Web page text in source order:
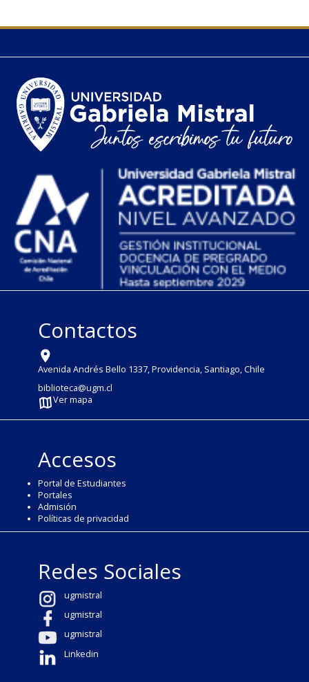
Contactos
Avenida Andrés Bello 1337, Providencia, Santiago, Chile
biblioteca@ugm.cl
Ver mapa
Accesos
Portal de Estudiantes
Portales
Admisión
Políticas de privacidad
Redes Sociales
ugmistral
ugmistral
ugmistral
Linkedin